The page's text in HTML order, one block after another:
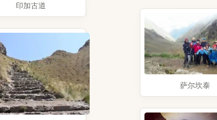
印加古道
萨尔坎泰